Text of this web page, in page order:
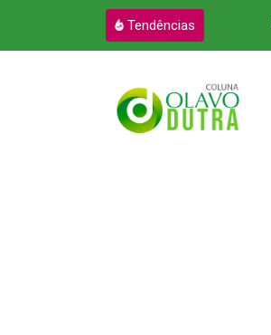
Tendências
a R$ 12,2 bilhões